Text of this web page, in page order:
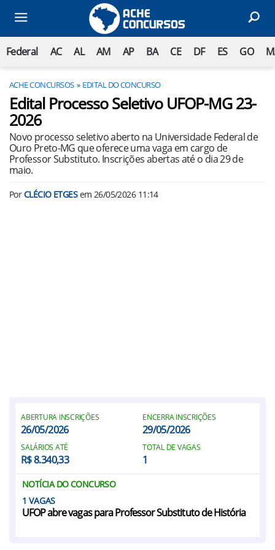
Federal AC AL AM AP BA CE DF ES GO
ACHE CONCURSOS EDITAL DO CONCURSO
Edital Processo Seletivo UFOP-MG 23-
2026
Novo processo seletivo aberto na Universidade Federal de
Ouro Preto-MG que oferece uma vaga em cargo de
Professor Substituto. Inscrições abertas até o dia 29 de
maio.
PorCLÉCIO ETGESem 26/05/2026 11:14
ABERTURA INSCRIÇÕES
26/05/2026
ENCERRA INSCRIÇÕES
29/05/2026
SALÁRIOS ATÉ
R$ 8.340,33
TOTAL DE VAGAS
1
NOTÍCIA DO CONCURSO
1
UFOP abre vagas para Professor Substituto de História